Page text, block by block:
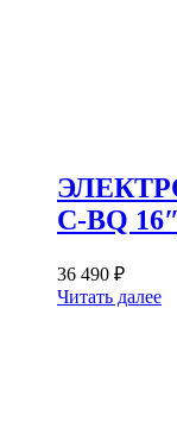
C-BQ 16″
36 490 ₽
Читать далее